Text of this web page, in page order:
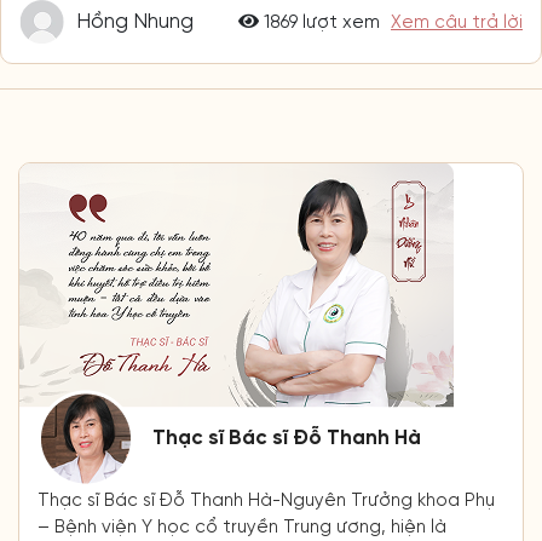
Hồng Nhung 1869 lượt xem Xem câu trả lời
Thạc sĩ Bác sĩ Đỗ Thanh Hà
Thạc sĩ Bác sĩ Đỗ Thanh Hà-Nguyên Trưởng khoa Phụ
– Bệnh viện Y học cổ truyền Trung ương, hiện là